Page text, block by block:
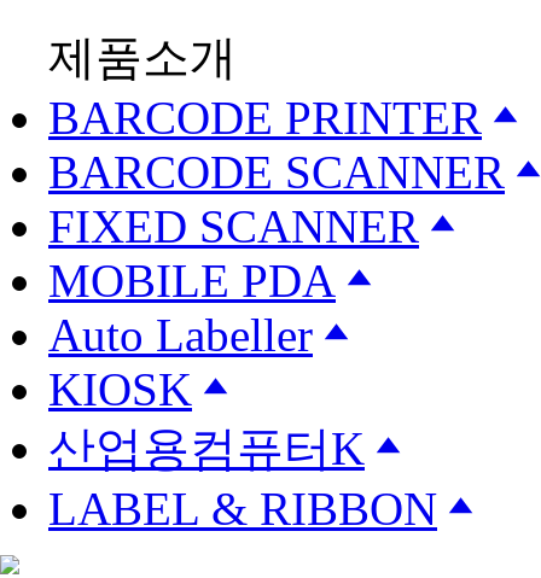
제품소개
BARCODE PRINTER
BARCODE SCANNER
FIXED SCANNER
MOBILE PDA
Auto Labeller
KIOSK
산업용컴퓨터K
LABEL & RIBBON